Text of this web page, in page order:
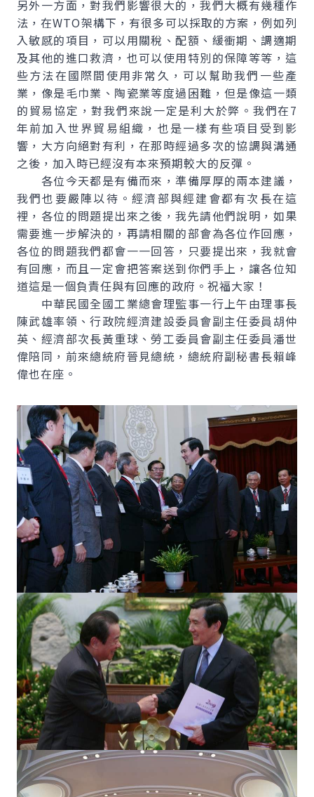
另外一方面，對我們影響很大的，我們大概有幾種作
法，在WTO架構下，有很多可以採取的方案，例如列
入敏感的項目，可以用關稅、配額、緩衝期、調適期
及其他的進口救濟，也可以使用特別的保障等等，這
些方法在國際間使用非常久，可以幫助我們一些產
業，像是毛巾業、陶瓷業等度過困難，但是像這一類
的貿易協定，對我們來說一定是利大於弊。我們在7
年前加入世界貿易組織，也是一樣有些項目受到影
響，大方向絕對有利，在那時經過多次的協調與溝通
之後，加入時已經沒有本來預期較大的反彈。
各位今天都是有備而來，準備厚厚的兩本建議，
我們也要嚴陣以待。經濟部與經建會都有次長在這
裡，各位的問題提出來之後，我先請他們說明，如果
需要進一步解決的，再請相關的部會為各位作回應，
各位的問題我們都會一一回答，只要提出來，我就會
有回應，而且一定會把答案送到你們手上，讓各位知
道這是一個負責任與有回應的政府。祝福大家！
中華民國全國工業總會理監事一行上午由理事長
陳武雄率領、行政院經濟建設委員會副主任委員胡仲
英、經濟部次長黃重球、勞工委員會副主任委員潘世
偉陪同，前來總統府晉見總統，總統府副秘書長賴峰
偉也在座。